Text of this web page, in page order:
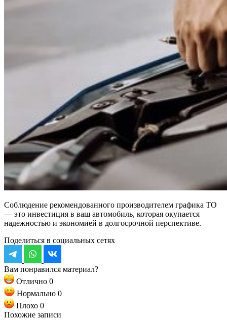
Соблюдение рекомендованного производителем графика ТО
— это инвестиция в ваш автомобиль, которая окупается
надежностью и экономией в долгосрочной перспективе.
Поделиться в социальных сетях
Вам понравился материал?
Отлично 0
Нормально 0
Плохо 0
Похожие записи